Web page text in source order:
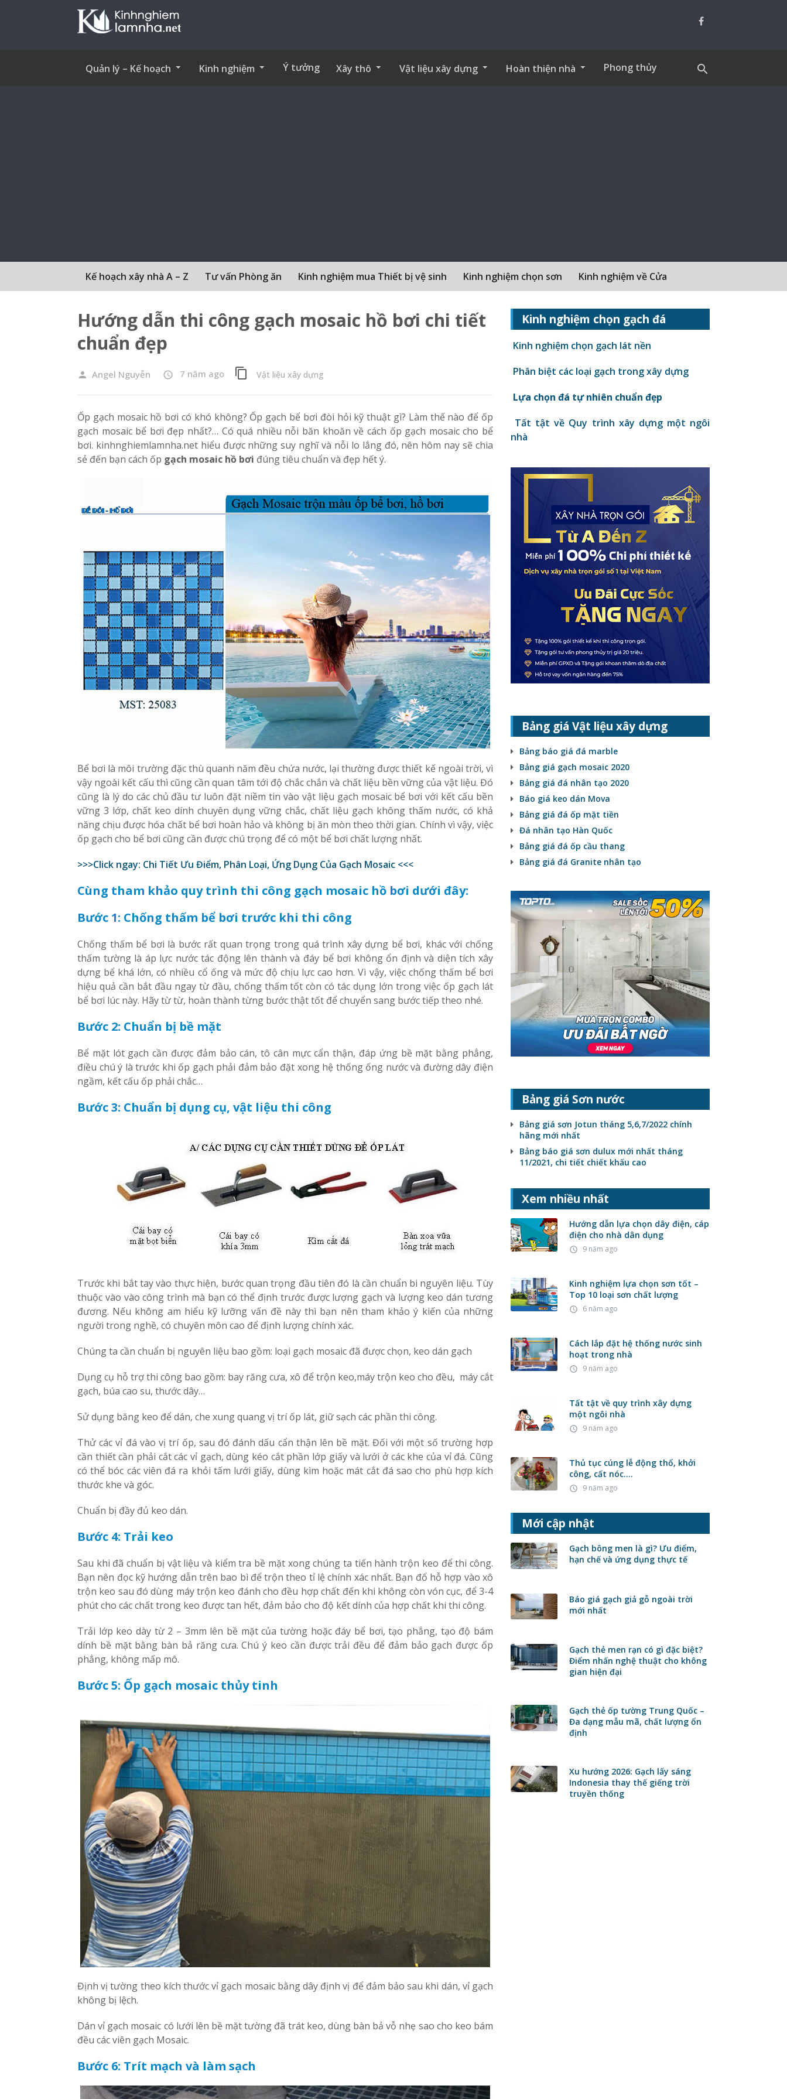
Quản lý – Kế hoạch Kinh nghiệm Ý tưởng Xây thô Vật liệu xây dựng Hoàn thiện nhà Phong thủy search
Kế hoạch xây nhà A – Z Tư vấn Phòng ăn Kinh nghiệm mua Thiết bị vệ sinh Kinh nghiệm chọn sơn Kinh nghiệm về Cửa
Hướng dẫn thi công gạch mosaic hồ bơi chi tiết
chuẩn đẹp
person Angel Nguyễn access_time 7 năm ago content_copy Vật liệu xây dựng
Ốp gạch mosaic hồ bơi có khó không? Ốp gạch bể bơi đòi hỏi kỹ thuật gì? Làm thế nào để ốp
gạch mosaic bể bơi đẹp nhất?… Có quá nhiều nỗi băn khoăn về cách ốp gạch mosaic cho bể
bơi. kinhnghiemlamnha.net hiểu được những suy nghĩ và nỗi lo lắng đó, nên hôm nay sẽ chia
sẻ đến bạn cách ốp gạch mosaic hồ bơi đúng tiêu chuẩn và đẹp hết ý.
Bể bơi là môi trường đặc thù quanh năm đều chứa nước, lại thường được thiết kế ngoài trời, vì
vậy ngoài kết cấu thì cũng cần quan tâm tới độ chắc chắn và chất liệu bền vững của vật liệu. Đó
cũng là lý do các chủ đầu tư luôn đặt niềm tin vào vật liệu gạch mosaic bể bơi với kết cấu bền
vững 3 lớp, chất keo dính chuyên dụng vững chắc, chất liệu gạch không thấm nước, có khả
năng chịu được hóa chất bể bơi hoàn hảo và không bị ăn mòn theo thời gian. Chính vì vậy, việc
ốp gạch cho bể bơi cũng cần được chú trọng để có một bể bơi chất lượng nhất.
>>>Click ngay: Chi Tiết Ưu Điểm, Phân Loại, Ứng Dụng Của Gạch Mosaic <<<
Cùng tham khảo quy trình thi công gạch mosaic hồ bơi dưới đây:
Bước 1: Chống thấm bể bơi trước khi thi công
Chống thấm bể bơi là bước rất quan trọng trong quá trình xây dựng bể bơi, khác với chống
thấm tường là áp lực nước tác động lên thành và đáy bể bơi không ổn định và diện tích xây
dựng bể khá lớn, có nhiều cổ ống và mức độ chịu lực cao hơn. Vì vậy, việc chống thấm bể bơi
hiệu quả cần bắt đầu ngay từ đầu, chống thấm tốt còn có tác dụng lớn trong việc ốp gạch lát
bể bơi lúc này. Hãy từ từ, hoàn thành từng bước thật tốt để chuyển sang bước tiếp theo nhé.
Bước 2: Chuẩn bị bề mặt
Bể mặt lót gạch cần được đảm bảo cán, tô cân mực cẩn thận, đáp ứng bề mặt bằng phẳng,
điều chú ý là trước khi ốp gạch phải đảm bảo đặt xong hệ thống ống nước và đường dây điện
ngầm, kết cấu ốp phải chắc…
Bước 3: Chuẩn bị dụng cụ, vật liệu thi công
Trước khi bắt tay vào thực hiện, bước quan trọng đầu tiên đó là cần chuẩn bi nguyên liệu. Tùy
thuộc vào vào công trình mà bạn có thể định trước được lượng gạch và lượng keo dán tương
đương. Nếu không am hiểu kỹ lưỡng vấn đề này thì bạn nên tham khảo ý kiến của những
người trong nghề, có chuyên môn cao để định lượng chính xác.
Chúng ta cần chuẩn bị nguyên liệu bao gồm: loại gạch mosaic đã được chọn, keo dán gạch
Dụng cụ hỗ trợ thi công bao gồm: bay răng cưa, xô để trộn keo,máy trộn keo cho đều, máy cắt
gạch, búa cao su, thước dây…
Sử dụng băng keo để dán, che xung quang vị trí ốp lát, giữ sạch các phần thi công.
Thử các vỉ đá vào vị trí ốp, sau đó đánh dấu cẩn thận lên bề mặt. Đối với một số trường hợp
cần thiết cần phải cắt các vỉ gạch, dùng kéo cắt phần lớp giấy và lưới ở các khe của vỉ đá. Cũng
có thể bóc các viên đá ra khỏi tấm lưới giấy, dùng kìm hoặc mát cắt đá sao cho phù hợp kích
thước khe và góc.
Chuẩn bị đầy đủ keo dán.
Bước 4: Trải keo
Sau khi đã chuẩn bị vật liệu và kiểm tra bề mặt xong chúng ta tiến hành trộn keo để thi công.
Bạn nên đọc kỹ hướng dẫn trên bao bì để trộn theo tỉ lệ chính xác nhất. Bạn đổ hỗ hợp vào xô
trộn keo sau đó dùng máy trộn keo đánh cho đều hợp chất đến khi không còn vón cục, để 3-4
phút cho các chất trong keo được tan hết, đảm bảo cho độ kết dính của hợp chất khi thi công.
Trải lớp keo dày từ 2 – 3mm lên bề mặt của tường hoặc đáy bể bơi, tạo phẳng, tạo độ bám
dính bề mặt bằng bàn bả răng cưa. Chú ý keo cần được trải đều để đảm bảo gạch được ốp
phẳng, không mấp mô.
Bước 5: Ốp gạch mosaic thủy tinh
Định vị tường theo kích thước vỉ gạch mosaic bằng dây định vị để đảm bảo sau khi dán, vỉ gạch
không bị lệch.
Dán vỉ gạch mosaic có lưới lên bề mặt tường đã trát keo, dùng bàn bả vỗ nhẹ sao cho keo bám
đều các viên gạch Mosaic.
Bước 6: Trít mạch và làm sạch
Kinh nghiệm chọn gạch đá
Kinh nghiệm chọn gạch lát nền
Phân biệt các loại gạch trong xây dựng
Lựa chọn đá tự nhiên chuẩn đẹp
Tất tật về Quy trình xây dựng một ngôi
nhà
Bảng giá Vật liệu xây dựng
Bảng báo giá đá marble
Bảng giá gạch mosaic 2020
Bảng giá đá nhân tạo 2020
Báo giá keo dán Mova
Bảng giá đá ốp mặt tiền
Đá nhân tạo Hàn Quốc
Bảng giá đá ốp cầu thang
Bảng giá đá Granite nhân tạo
Bảng giá Sơn nước
Bảng giá sơn Jotun tháng 5,6,7/2022 chính
hãng mới nhất
Bảng báo giá sơn dulux mới nhất tháng
11/2021, chi tiết chiết khấu cao
Xem nhiều nhất
Hướng dẫn lựa chọn dây điện, cáp
điện cho nhà dân dụng
access_time 9 năm ago
Kinh nghiệm lựa chọn sơn tốt –
Top 10 loại sơn chất lượng
access_time 6 năm ago
Cách lắp đặt hệ thống nước sinh
hoạt trong nhà
access_time 9 năm ago
Tất tật về quy trình xây dựng
một ngôi nhà
access_time 9 năm ago
Thủ tục cúng lễ động thổ, khởi
công, cất nóc….
access_time 9 năm ago
Mới cập nhật
Gạch bông men là gì? Ưu điểm,
hạn chế và ứng dụng thực tế
Báo giá gạch giả gỗ ngoài trời
mới nhất
Gạch thẻ men rạn có gì đặc biệt?
Điểm nhấn nghệ thuật cho không
gian hiện đại
Gạch thẻ ốp tường Trung Quốc –
Đa dạng mẫu mã, chất lượng ổn
định
Xu hướng 2026: Gạch lấy sáng
Indonesia thay thế giếng trời
truyền thống